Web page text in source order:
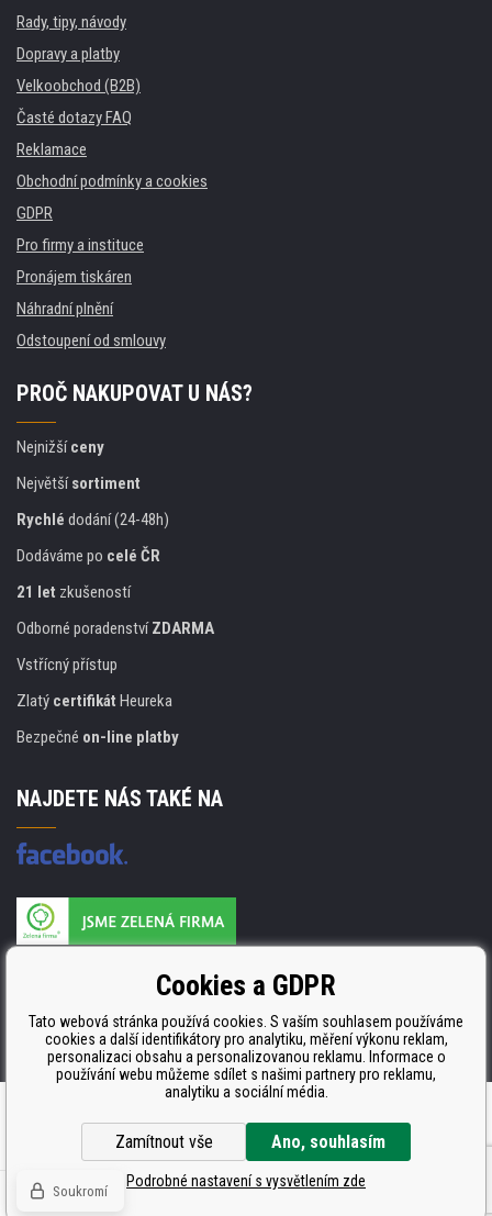
Rady, tipy, návody
Dopravy a platby
Velkoobchod (B2B)
Časté dotazy FAQ
Reklamace
Obchodní podmínky a cookies
GDPR
Pro firmy a instituce
Pronájem tiskáren
Náhradní plnění
Odstoupení od smlouvy
PROČ NAKUPOVAT U NÁS?
Nejnižšíceny
Největšísortiment
Rychlé dodání (24-48h)
Dodáváme po celé ČR
21 let zkušeností
Odborné poradenstvíZDARMA
Vstřícný přístup
Zlatý certifikát Heureka
Bezpečné on-line platby
NAJDETE NÁS TAKÉ NA
ISO 9001. ISO 14001 a STMC.
Internetové obchodyawww stránky:BINARGON.cz
© Všechna práva vyhrazena CDRmarket.cz -
Cookies a GDPR
Tato webová stránka používá cookies. S vaším souhlasem používáme
cookies a další identifikátory pro analytiku, měření výkonu reklam,
personalizaci obsahu a personalizovanou reklamu. Informace o
používání webu můžeme sdílet s našimi partnery pro reklamu,
analytiku a sociální média.
Zamítnout vše Ano, souhlasím
Podrobné nastavení s vysvětlením zde
Soukromí